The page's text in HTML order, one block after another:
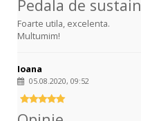
Pedala de sustain
Foarte utila, excelenta.
Multumim!
Ioana
05.08.2020, 09:52